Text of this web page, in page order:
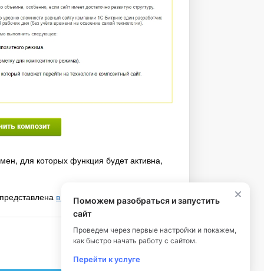
Поможем разобраться и запустить
сайт
Проведем через первые настройки и покажем,
как быстро начать работу с сайтом.
Перейти к услуге
для которых функция будет активна,
в документации разработчика .